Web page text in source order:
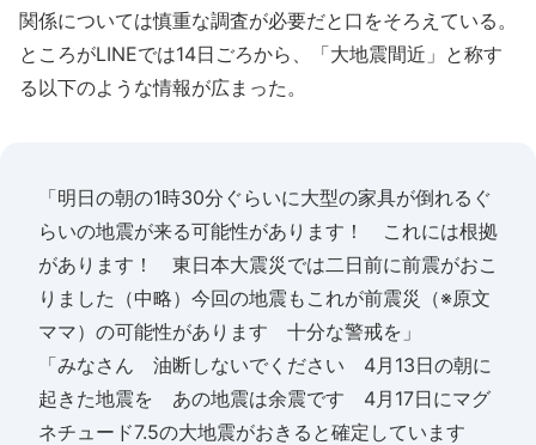
関係については慎重な調査が必要だと口をそろえている。
ところがLINEでは14日ごろから、「大地震間近」と称す
る以下のような情報が広まった。
「明日の朝の1時30分ぐらいに大型の家具が倒れるぐ
らいの地震が来る可能性があります！ これには根拠
があります！ 東日本大震災では二日前に前震がおこ
りました（中略）今回の地震もこれが前震災（※原文
ママ）の可能性があります 十分な警戒を」
「みなさん 油断しないでください 4月13日の朝に
起きた地震を あの地震は余震です 4月17日にマグ
ネチュード7.5の大地震がおきると確定しています